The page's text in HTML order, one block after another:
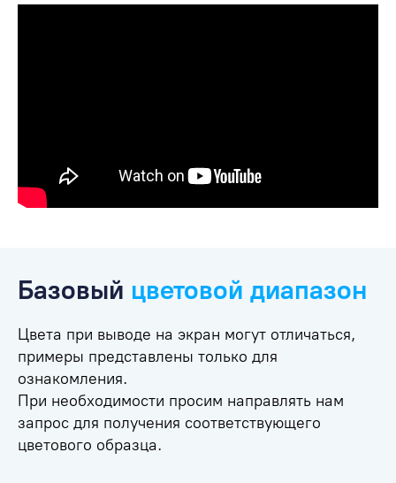
Базовый цветовой диапазон
Цвета при выводе на экран могут отличаться,
примеры представлены только для
ознакомления.
При необходимости просим направлять нам
запрос для получения соответствующего
цветового образца.